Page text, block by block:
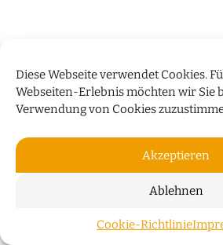
Diese Webseite verwendet Cookies.
Webseiten-Erlebnis möchten wir Sie
Verwendung von Cookies
Akzeptieren
Ablehnen
Cookie-Richtlinie